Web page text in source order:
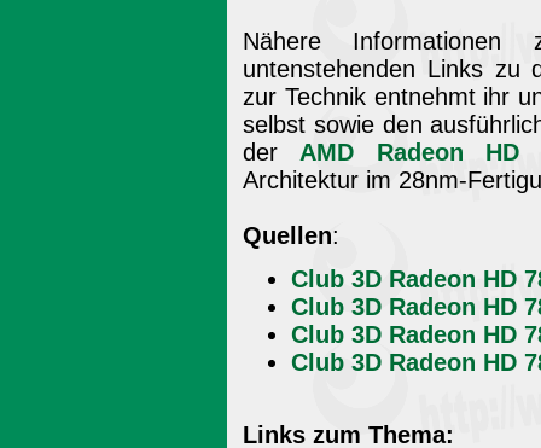
Nähere
untenstehenden Links zu
zur Technik entnehmt ihr
selbst sowie den
der AMD Radeon HD
Architektur im 28nm-
Quellen:
Club 3D Radeon HD
Club 3D Radeon HD
Club 3D Radeon HD
Club 3D Radeon HD
Links zum Thema: